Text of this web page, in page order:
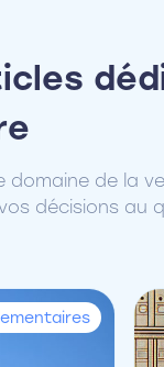
domaine de la
décisions au